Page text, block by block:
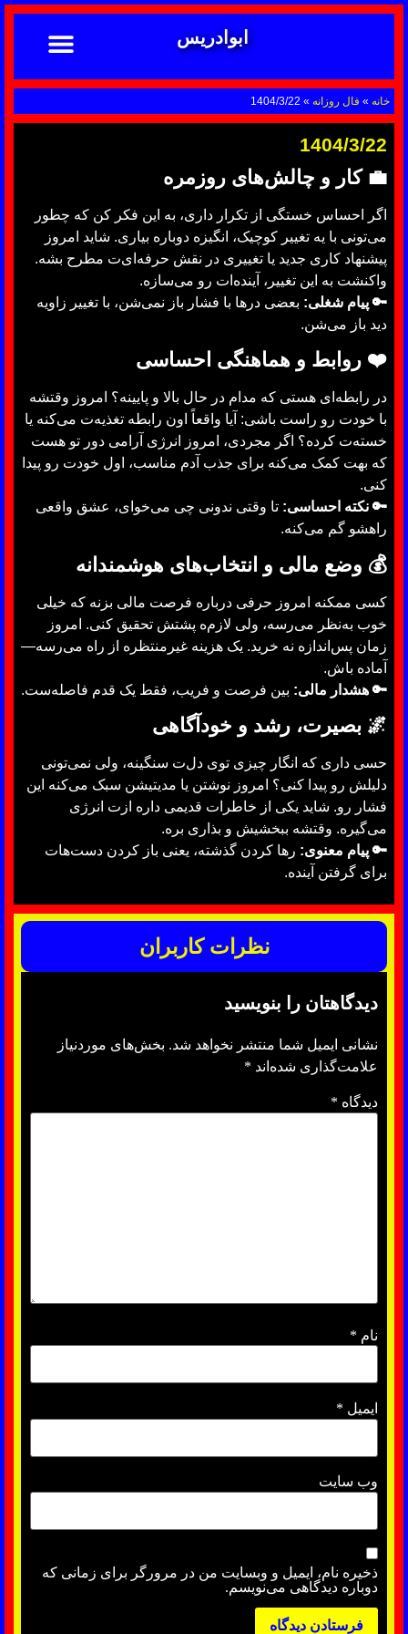
ابوادریس
خانه » فال روزانه »
1404/3/22
1404/3/22
💼کار و چالش‌های روزمره
اگر احساس خستگی از تکرار داری، به این فکر کن که چطور
می‌تونی با یه تغییر کوچیک، انگیزه دوباره بیاری. شاید امروز
پیشنهاد کاری جدید یا تغییری در نقش حرفه‌ای‌ت مطرح بشه.
واکنشت به این تغییر، آینده‌ات رو می‌سازه.
🔑 پیام شغلی: بعضی درها با فشار باز نمی‌شن، با تغییر زاویه
دید باز می‌شن.
❤️ روابط و هماهنگی احساسی
در رابطه‌ای هستی که مدام در حال بالا و پایینه؟ امروز وقتشه
با خودت رو راست باشی: آیا واقعاً اون رابطه تغذیه‌ت می‌کنه یا
خسته‌ت کرده؟ اگر مجردی، امروز انرژی آرامی دور تو هست
که بهت کمک می‌کنه برای جذب آدم مناسب، اول خودت رو پیدا
کنی.
🔑 نکته احساسی: تا وقتی ندونی چی می‌خوای، عشق واقعی
راهشو گم می‌کنه.
💰 وضع مالی و انتخاب‌های هوشمندانه
کسی ممکنه امروز حرفی درباره فرصت مالی بزنه که خیلی
خوب به‌نظر می‌رسه، ولی لازم‌ه پشتش تحقیق کنی. امروز
زمان پس‌اندازه نه خرید. یک هزینه غیرمنتظره از راه می‌رسه—
آماده باش.
🔑 هشدار مالی: بین فرصت و فریب، فقط یک قدم فاصله‌ست.
🌌 بصیرت، رشد و خودآگاهی
حسی داری که انگار چیزی توی دل‌ت سنگینه، ولی نمی‌تونی
دلیلش رو پیدا کنی؟ امروز نوشتن یا مدیتیشن سبک می‌کنه این
فشار رو. شاید یکی از خاطرات قدیمی داره ازت انرژی
می‌گیره. وقتشه ببخشیش و بذاری بره.
🔑 پیام معنوی: رها کردن گذشته، یعنی باز کردن دست‌هات
برای گرفتن آینده.
نظرات کاربران
دیدگاهتان را بنویسید
نشانی ایمیل شما منتشر نخواهد شد. بخش‌های موردنیاز
علامت‌گذاری شده‌اند *
دیدگاه *
نام *
ایمیل *
وب‌ سایت
ذخیره نام، ایمیل و وبسایت من در مرورگر برای زمانی که
دوباره دیدگاهی می‌نویسم.